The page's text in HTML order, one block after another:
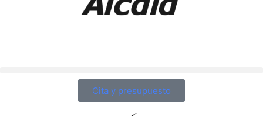
Cita y presupuesto